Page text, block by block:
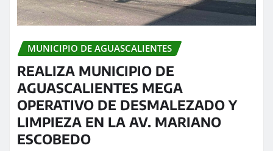
MUNICIPIO DE AGUASCALIENTES
REALIZA MUNICIPIO DE
AGUASCALIENTES MEGA
OPERATIVO DE DESMALEZADO Y
LIMPIEZA EN LA AV. MARIANO
ESCOBEDO